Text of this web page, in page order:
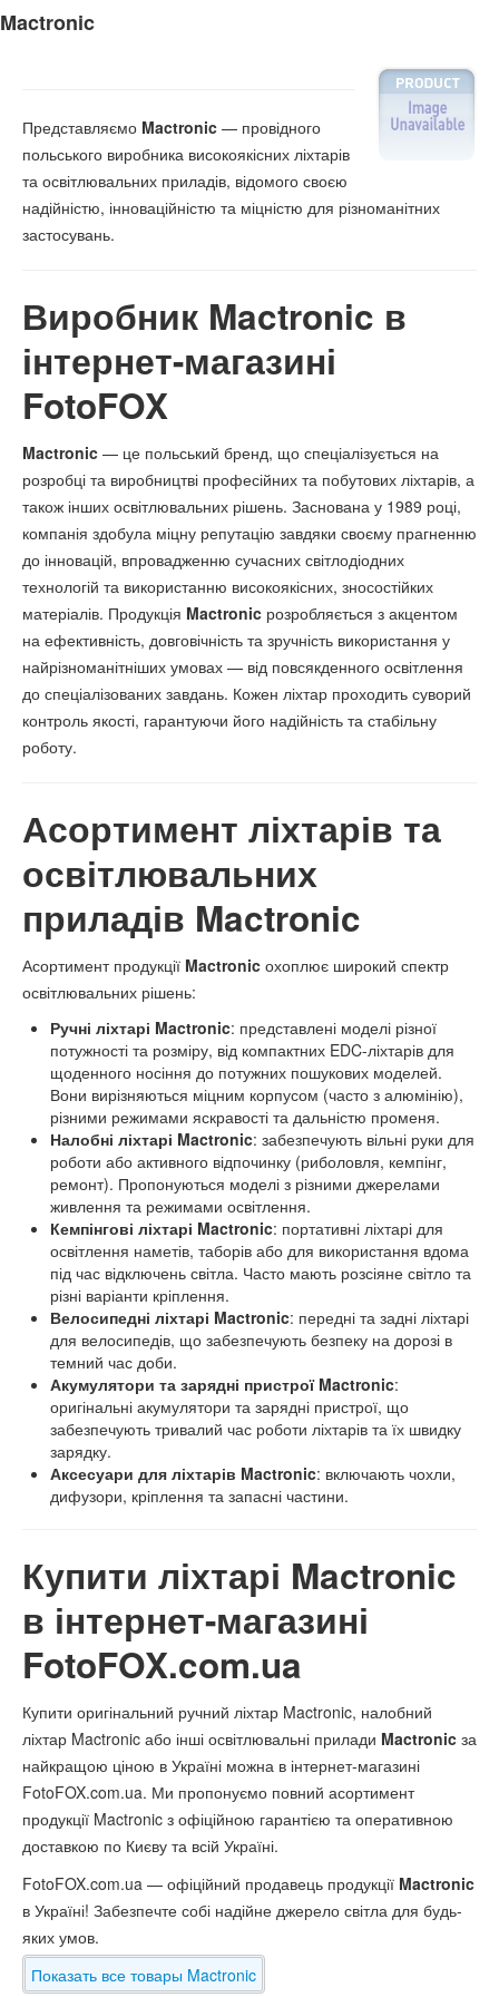
Mactronic
Представляємо Mactronic — провідного
польського виробника високоякісних ліхтарів
та освітлювальних приладів, відомого своєю
надійністю, інноваційністю та міцністю для різноманітних
застосувань.
Виробник Mactronic в
інтернет-магазині
FotoFOX
Mactronic — це польський бренд, що спеціалізується на
розробці та виробництві професійних та побутових ліхтарів, а
також інших освітлювальних рішень. Заснована у 1989 році,
компанія здобула міцну репутацію завдяки своєму прагненню
до інновацій, впровадженню сучасних світлодіодних
технологій та використанню високоякісних, зносостійких
матеріалів. Продукція Mactronic розробляється з акцентом
на ефективність, довговічність та зручність використання у
найрізноманітніших умовах — від повсякденного освітлення
до спеціалізованих завдань. Кожен ліхтар проходить суворий
контроль якості, гарантуючи його надійність та стабільну
роботу.
Асортимент ліхтарів та
освітлювальних
приладів Mactronic
Асортимент продукції Mactronic охоплює широкий спектр
освітлювальних рішень:
Ручні ліхтарі Mactronic: представлені моделі різної
потужності та розміру, від компактних EDC-ліхтарів для
щоденного носіння до потужних пошукових моделей.
Вони вирізняються міцним корпусом (часто з алюмінію),
різними режимами яскравості та дальністю променя.
Налобні ліхтарі Mactronic: забезпечують вільні руки для
роботи або активного відпочинку (риболовля, кемпінг,
ремонт). Пропонуються моделі з різними джерелами
живлення та режимами освітлення.
Кемпінгові ліхтарі Mactronic: портативні ліхтарі для
освітлення наметів, таборів або для використання вдома
під час відключень світла. Часто мають розсіяне світло та
різні варіанти кріплення.
Велосипедні ліхтарі Mactronic: передні та задні ліхтарі
для велосипедів, що забезпечують безпеку на дорозі в
темний час доби.
Акумулятори та зарядні пристрої Mactronic:
оригінальні акумулятори та зарядні пристрої, що
забезпечують тривалий час роботи ліхтарів та їх швидку
зарядку.
Аксесуари для ліхтарів Mactronic: включають чохли,
дифузори, кріплення та запасні частини.
Купити ліхтарі Mactronic
в інтернет-магазині
FotoFOX.com.ua
Купити оригінальний ручний ліхтар Mactronic, налобний
ліхтар Mactronic або інші освітлювальні прилади Mactronic за
найкращою ціною в Україні можна в інтернет-магазині
FotoFOX.com.ua. Ми пропонуємо повний асортимент
продукції Mactronic з офіційною гарантією та оперативною
доставкою по Києву та всій Україні.
FotoFOX.com.ua — офіційний продавець продукції Mactronic
в Україні! Забезпечте собі надійне джерело світла для будь-
яких умов.
Показать все товары Mactronic